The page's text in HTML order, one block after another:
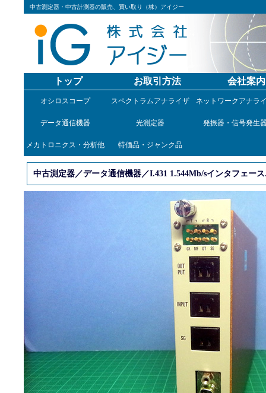
中古測定器・中古計測器の販売、買い取り（株）アイジー
トップ お取引方法 会社案内
オシロスコープ スペクトラムアナライザ ネットワークアナラ
データ通信機器 光測定器 発振器・信号発生
メカトロニクス・分析他 特価品・ジャンク品
中古測定器／データ通信機器／I.431 1.544Mb/sインタフェー